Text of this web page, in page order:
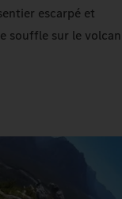
escarpé et
souffle sur le volcan